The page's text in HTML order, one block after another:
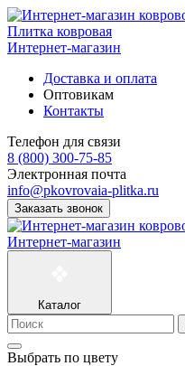
Плитка ковровая
Интернет-магазин
Доставка и оплата
Оптовикам
Контакты
Телефон для связи
8 (800) 300-75-85
Электронная почта
info@pkovrovaia-plitka.ru
Заказать звонок
Интернет-магазин
Каталог
Выбрать по цвету